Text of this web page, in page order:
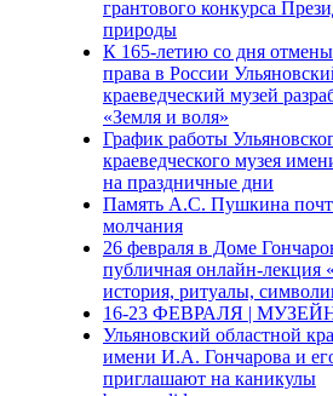
грантового конкурса
природы
К 165-летию со дня
права в России
краеведческий музей
«Земля и воля»
График работы
краеведческого музея
на праздничные дни
Память А.С. Пушкина
молчания
26 февраля в Доме
публичная онлайн-лекция
история, ритуалы,
16-23 ФЕВРАЛЯ |
Ульяновский областной
имени И.А. Гончарова и
приглашают на каникулы